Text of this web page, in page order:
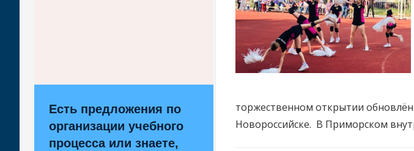
торжественном открытии
Новороссийске. В Приморском
Есть предложения по
организации учебного
процесса или знаете,